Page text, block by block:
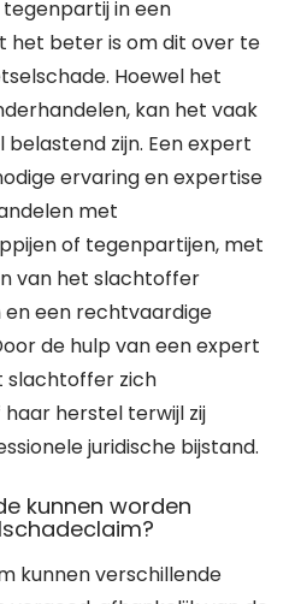
in een
het beter is om dit over te
Hoewel het
kan het vaak
zijn. Een expert
ervaring en expertise
met
of tegenpartijen, met
van het slachtoffer
een rechtvaardige
de hulp van een expert
slachtoffer zich
herstel terwijl zij
juridische bijstand.
kunnen worden
kunnen verschillende